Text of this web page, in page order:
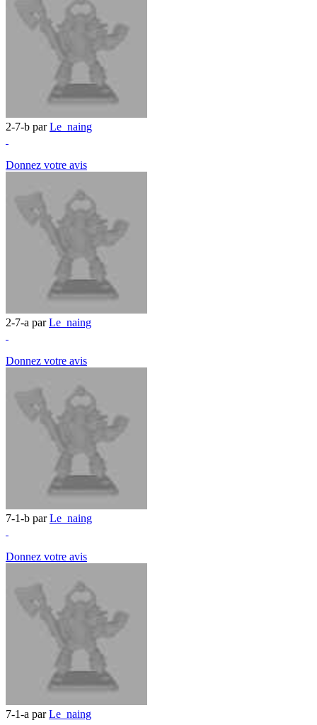
2-7-b parLe_naing
Donnez votre avis
2-7-a parLe_naing
Donnez votre avis
7-1-b parLe_naing
Donnez votre avis
7-1-a parLe_naing